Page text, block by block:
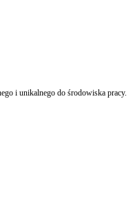
i unikalnego do środowiska pracy.